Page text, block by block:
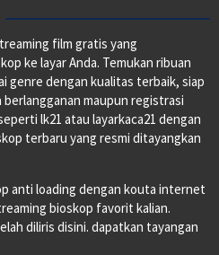
film gratis yang
ke layar Anda. Temukan ribuan
genre dengan kualitas terbaik, siap
maupun registrasi
lk21 atau layarkaca21 dengan
terbaru yang resmi ditayangkan
anti loading dengan kouta internet
bioskop favorit kalian.
diliris disini. dapatkan tayangan